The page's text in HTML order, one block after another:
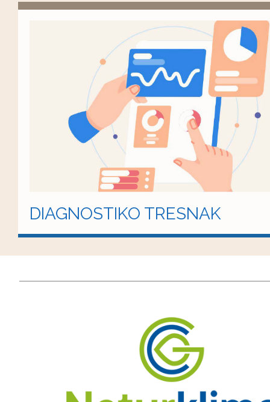
DIAGNOSTIKO TRESNAK